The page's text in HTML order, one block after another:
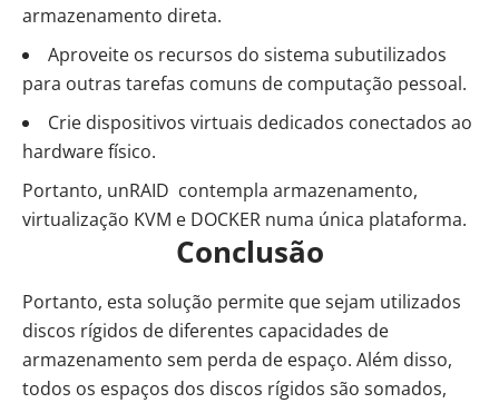
armazenamento direta.
Aproveite os recursos do sistema subutilizados
para outras tarefas comuns de computação pessoal.
Crie dispositivos virtuais dedicados conectados ao
hardware físico.
Portanto, unRAID contempla armazenamento,
virtualização KVM e DOCKER numa única plataforma.
Conclusão
Portanto, esta solução permite que sejam utilizados
discos rígidos de diferentes capacidades de
armazenamento sem perda de espaço. Além disso,
todos os espaços dos discos rígidos são somados,